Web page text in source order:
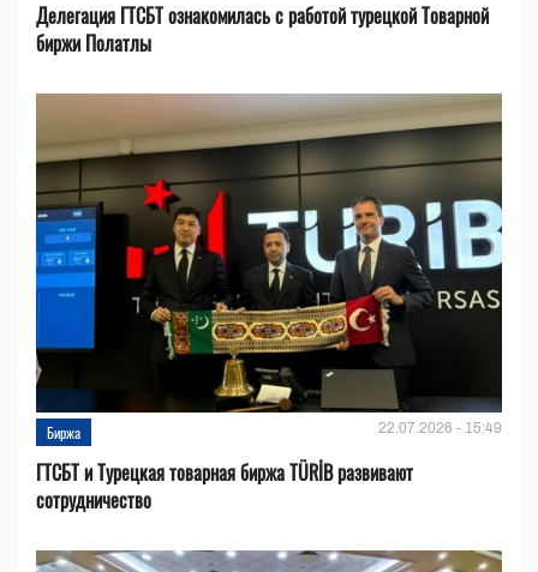
Делегация ГТСБТ ознакомилась с работой турецкой Товарной
биржи Полатлы
Биржа 22.07.2026 - 15:49
ГТСБТ и Турецкая товарная биржа TÜRİB развивают
сотрудничество